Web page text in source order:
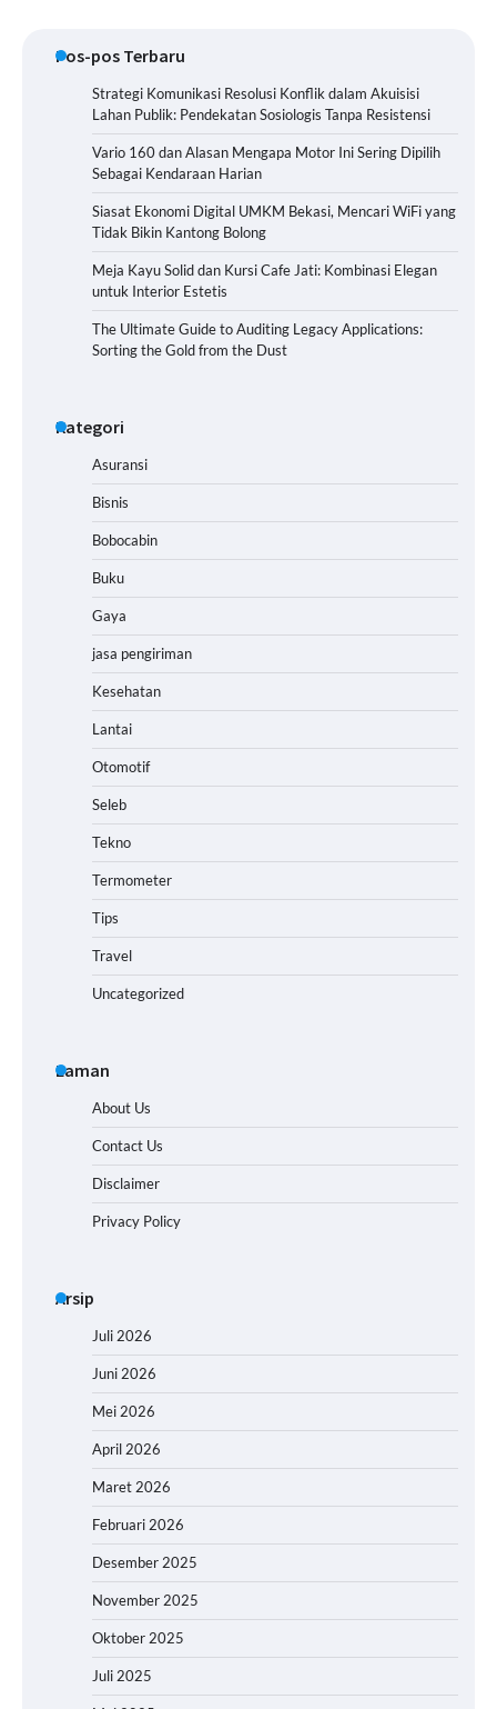
Pos-pos Terbaru
Strategi Komunikasi Resolusi Konflik dalam Akuisisi
Lahan Publik: Pendekatan Sosiologis Tanpa Resistensi
Vario 160 dan Alasan Mengapa Motor Ini Sering Dipilih
Sebagai Kendaraan Harian
Siasat Ekonomi Digital UMKM Bekasi, Mencari WiFi yang
Tidak Bikin Kantong Bolong
Meja Kayu Solid dan Kursi Cafe Jati: Kombinasi Elegan
untuk Interior Estetis
The Ultimate Guide to Auditing Legacy Applications:
Sorting the Gold from the Dust
Kategori
Asuransi
Bisnis
Bobocabin
Buku
Gaya
jasa pengiriman
Kesehatan
Lantai
Otomotif
Seleb
Tekno
Termometer
Tips
Travel
Uncategorized
Laman
About Us
Contact Us
Disclaimer
Privacy Policy
Arsip
Juli 2026
Juni 2026
Mei 2026
April 2026
Maret 2026
Februari 2026
Desember 2025
November 2025
Oktober 2025
Juli 2025